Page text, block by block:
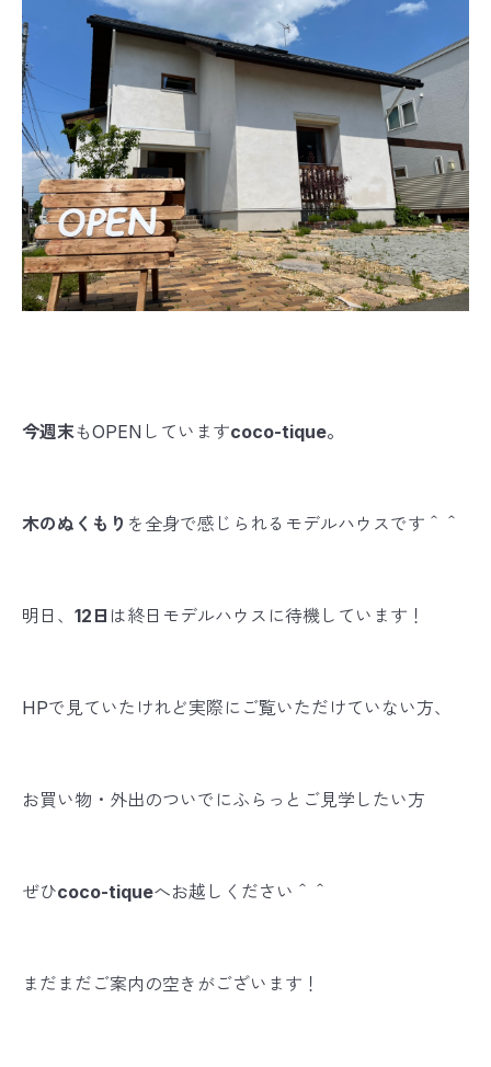
今週末もOPENしていますcoco-tique。
木のぬくもり を全身で感じられるモデルハウスです＾＾
明日、 12日 は終日モデルハウスに待機しています！
HPで見ていたけれど実際にご覧いただけていない方、
お買い物・外出のついでにふらっとご見学したい方
ぜひcoco-tiqueへお越しください＾＾
まだまだご案内の空きがございます！